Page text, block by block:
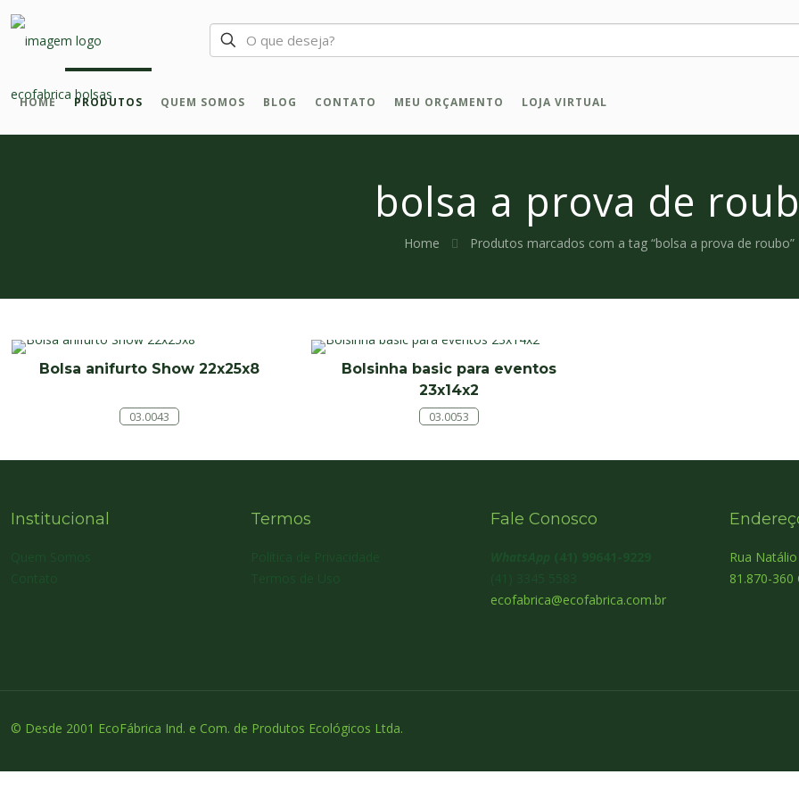
HOME PRODUTOS QUEM SOMOS BLOG CONTATO MEU ORÇAMENTO LOJA VIRTUAL
bolsa a prova de
Home Produtos marcados com a tag “bolsa a prova de roubo”
Bolsa anifurto Show 22x25x8
03.0043
Bolsinha basic para eventos
23x14x2
03.0053
Institucional Termos Fale Conosco
ecofabrica@ecofabrica.com.br
Rua
81.870-360
© Desde 2001 EcoFábrica Ind. e Com. de Produtos Ecológicos Ltda.